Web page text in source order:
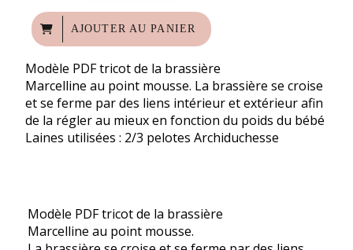
AJOUTER AU PANIER
Modèle PDF tricot de la brassière
Marcelline au point mousse. La brassière se croise
et se ferme par des liens intérieur et extérieur afin
de la régler au mieux en fonction du poids du bébé
Laines utilisées : 2/3 pelotes Archiduchesse
Modèle PDF tricot de la brassière
Marcelline au point mousse.